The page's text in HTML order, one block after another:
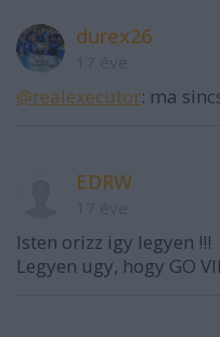
durex26
@realexecutor: ma
EDRW
Isten orizz igy legyen !!!
Legyen ugy, hogy GO